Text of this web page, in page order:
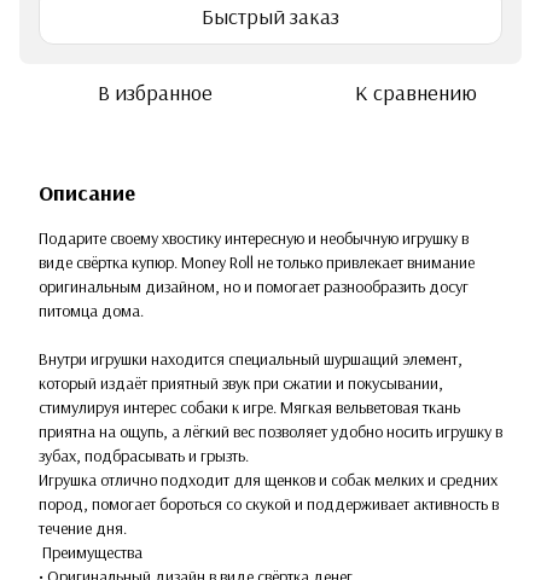
Быстрый заказ
В избранное К сравнению
Описание
Подарите своему хвостику интересную и необычную игрушку в
виде свёртка купюр. Money Roll не только привлекает внимание
оригинальным дизайном, но и помогает разнообразить досуг
питомца дома.
Внутри игрушки находится специальный шуршащий элемент,
который издаёт приятный звук при сжатии и покусывании,
стимулируя интерес собаки к игре. Мягкая вельветовая ткань
приятна на ощупь, а лёгкий вес позволяет удобно носить игрушку в
зубах, подбрасывать и грызть.
Игрушка отлично подходит для щенков и собак мелких и средних
пород, помогает бороться со скукой и поддерживает активность в
течение дня.
Преимущества